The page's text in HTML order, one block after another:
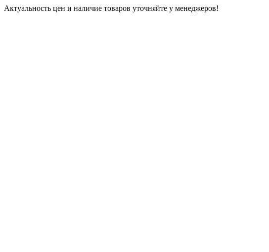
Актуальность цен и наличие товаров уточняйте у менеджеров!